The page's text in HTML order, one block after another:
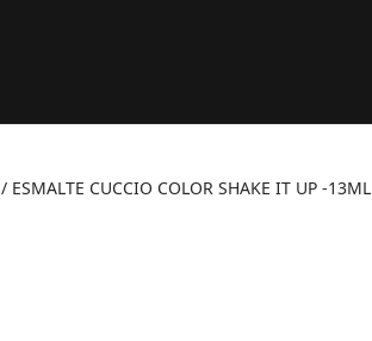
/ ESMALTE CUCCIO COLOR SHAKE IT UP -13ML